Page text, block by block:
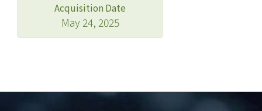
Acquisition Date
May 24, 2025